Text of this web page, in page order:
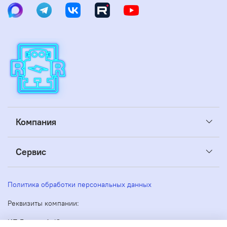
Компания
Сервис
Политика обработки персональных данных
Реквизиты компании:
ИП Беляев А. Ю.